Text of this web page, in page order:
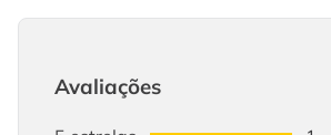
Avaliações